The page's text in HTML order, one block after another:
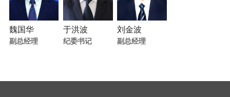
魏国华
副总经理
于洪波
纪委书记
刘金波
副总经理